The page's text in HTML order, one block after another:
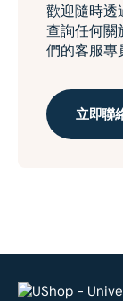
歡迎隨時
查詢任何關
們的客服專
立即聯